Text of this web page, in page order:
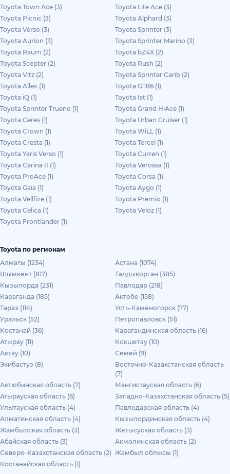
Toyota Town Ace (3)
Toyota Lite Ace (3)
Toyota Picnic (3)
Toyota Alphard (3)
Toyota Verso (3)
Toyota Sprinter (3)
Toyota Aurion (3)
Toyota Sprinter Marino (3)
Toyota Raum (2)
Toyota bZ4X (2)
Toyota Scepter (2)
Toyota Rush (2)
Toyota Vitz (2)
Toyota Sprinter Carib (2)
Toyota Allex (1)
Toyota GT86 (1)
Toyota iQ (1)
Toyota Ist (1)
Toyota Sprinter Trueno (1)
Toyota Grand HiAce (1)
Toyota Ceres (1)
Toyota Urban Cruiser (1)
Toyota Crown (1)
Toyota WiLL (1)
Toyota Cresta (1)
Toyota Tercel (1)
Toyota Yaris Verso (1)
Toyota Curren (1)
Toyota Carina II (1)
Toyota Verossa (1)
Toyota ProAce (1)
Toyota Corsa (1)
Toyota Gaia (1)
Toyota Aygo (1)
Toyota Vellfire (1)
Toyota Premio (1)
Toyota Celica (1)
Toyota Veloz (1)
Toyota Frontlander (1)
Toyota по регионам
Алматы (1234)
Астана (1074)
Шымкент (817)
Талдыкорган (385)
Кызылорда (231)
Павлодар (218)
Караганда (185)
Актобе (158)
Тараз (114)
Усть-Каменогорск (77)
Уральск (52)
Петропавловск (51)
Костанай (36)
Карагандинская область (16)
Атырау (11)
Кокшетау (10)
Актау (10)
Семей (9)
Экибастуз (8)
Восточно-Казахстанская область
(7)
Актюбинская область (7)
Мангистауская область (6)
Атырауская область (6)
Западно-Казахстанская область (5)
Улытауская область (4)
Павлодарская область (4)
Алматинская область (4)
Кызылординская область (4)
Жамбылская область (3)
Жетысуская область (3)
Абайская область (3)
Акмолинская область (2)
Северо-Казахстанская область (2) Жамбыл облысы (1)
Костанайская область (1)